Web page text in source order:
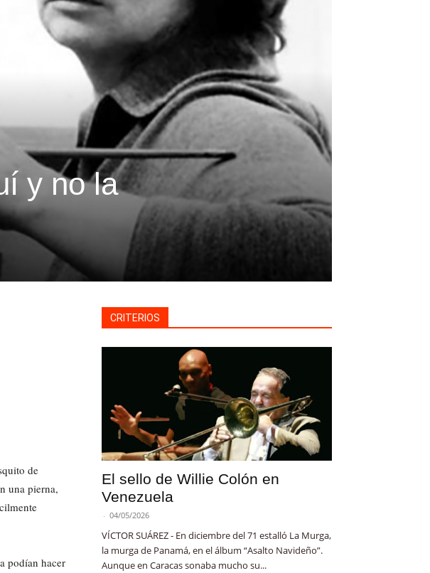
y no la
de
una pierna,
podían hacer
CRITERIOS
El sello de Willie Colón en
Venezuela
- 04/05/2026
VÍCTOR SUÁREZ - En diciembre del 71 estalló La Murga,
la murga de Panamá, en el álbum “Asalto Navideño”.
Aunque en Caracas sonaba mucho su...